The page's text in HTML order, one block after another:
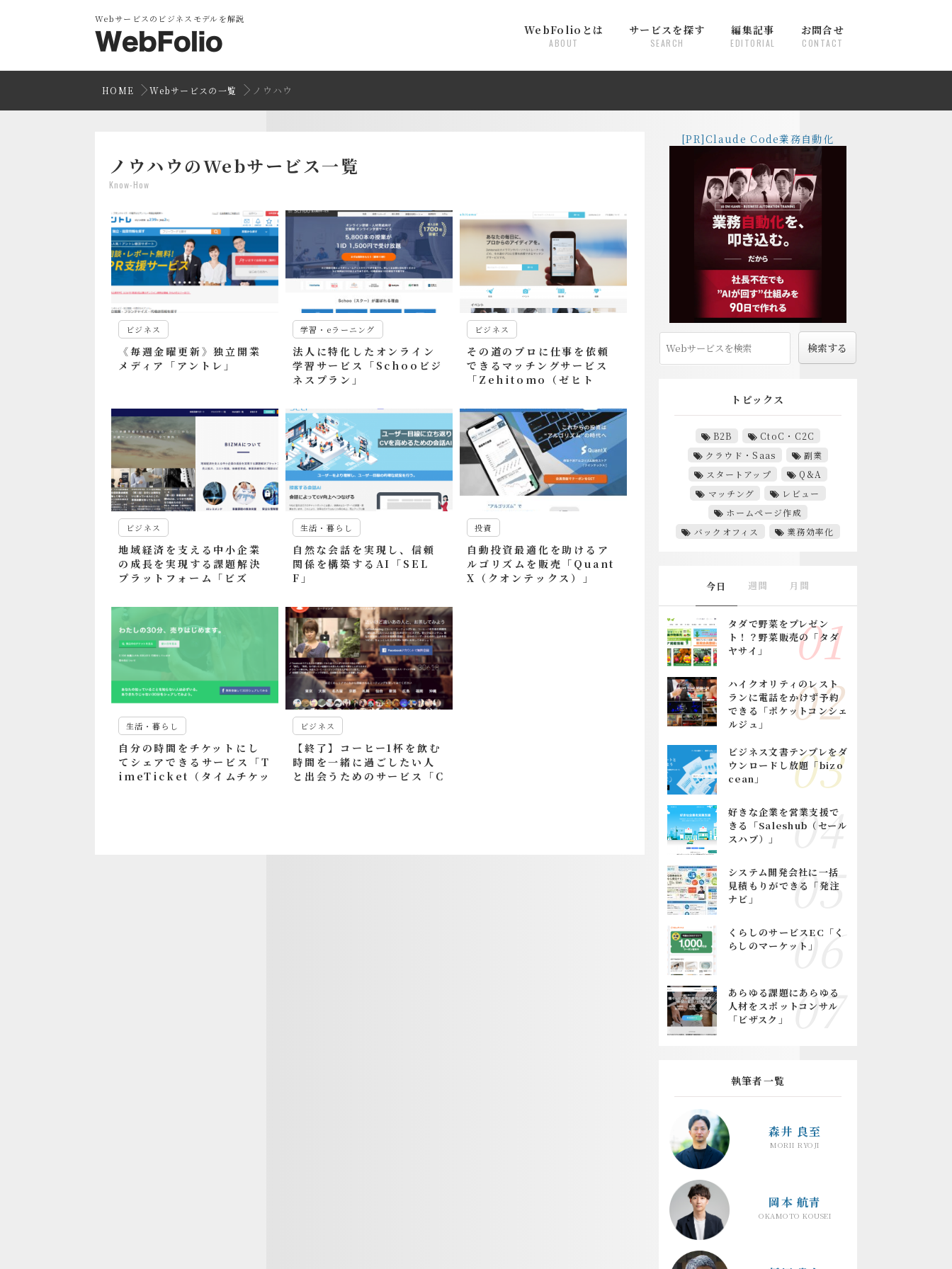
Webサービスのビジネスモデルを解説
WebFolioとは
ABOUT
サービスを探す
SEARCH
編集記事
EDITORIAL
お問合せ
CONTACT
HOME Webサービスの一覧 ノウハウ
ノウハウのWebサービス一覧
Know-How
ビジネス
《毎週金曜更新》独立開業
メディア「アントレ」
学習・eラーニング
法人に特化したオンライン
学習サービス「Schooビジ
ネスプラン」
ビジネス
その道のプロに仕事を依頼
できるマッチングサービス
「Zehitomo（ゼヒト
ビジネス
地域経済を支える中小企業
の成長を実現する課題解決
プラットフォーム「ビズ
生活・暮らし
自然な会話を実現し、信頼
関係を構築するAI「SEL
F」
投資
自動投資最適化を助けるア
ルゴリズムを販売「Quant
X（クオンテックス）」
生活・暮らし
自分の時間をチケットにし
てシェアできるサービス「T
imeTicket（タイムチケッ
ビジネス
【終了】コーヒー1杯を飲む
時間を一緒に過ごしたい人
と出会うためのサービス「C
[PR]Claude Code業務自動化
トピックス
B2B
CtoC・C2C
クラウド・Saas
副業
スタートアップ
Q&A
マッチング
レビュー
ホームページ作成
バックオフィス
業務効率化
今日 週間 月間
タダで野菜をプレゼン
ト！？野菜販売の「タダ
ヤサイ」
ハイクオリティのレスト
ランに電話をかけず予約
できる「ポケットコンシェ
ルジュ」
ビジネス文書テンプレをダ
ウンロードし放題「bizo
cean」
好きな企業を営業支援で
きる「Saleshub（セール
スハブ）」
システム開発会社に一括
見積もりができる「発注
ナビ」
くらしのサービスEC「く
らしのマーケット」
あらゆる課題にあらゆる
人材をスポットコンサル
「ビザスク」
執筆者一覧
森井 良至
MORII RYOJI
岡本 航青
OKAMOTO KOUSEI